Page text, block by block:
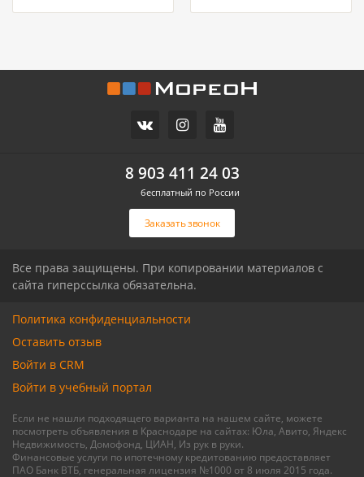
10 500 000
Дом, 71 м2, 3 сот.
Заказать звонок
8 903 411 24 03
бесплатный по России
Все права защищены. При копировании материалов с
сайта гиперссылка обязательна.
Если не нашли подходящего варианта на нашем сайте, можете
посмотреть объявления в Краснодаре на сайтах: Юла, Авито, Яндекс
Недвижимость, Домофонд, ЦИАН, Из рук в руки.
Финансовые услуги по ипотечному кредитованию предоставляет
ПАО Банк ВТБ, генеральная лицензия №1000 от 8 июля 2015 года.
Политика конфиденциальности
Оставить отзыв
Войти в CRM
Войти в учебный портал